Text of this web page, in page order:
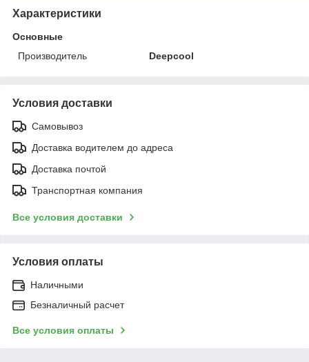
Характеристики
Основные
Производитель
Deepcool
Условия доставки
Самовывоз
Доставка водителем до адреса
Доставка почтой
Транспортная компания
Все условия доставки
Условия оплаты
Наличными
Безналичный расчет
Все условия оплаты